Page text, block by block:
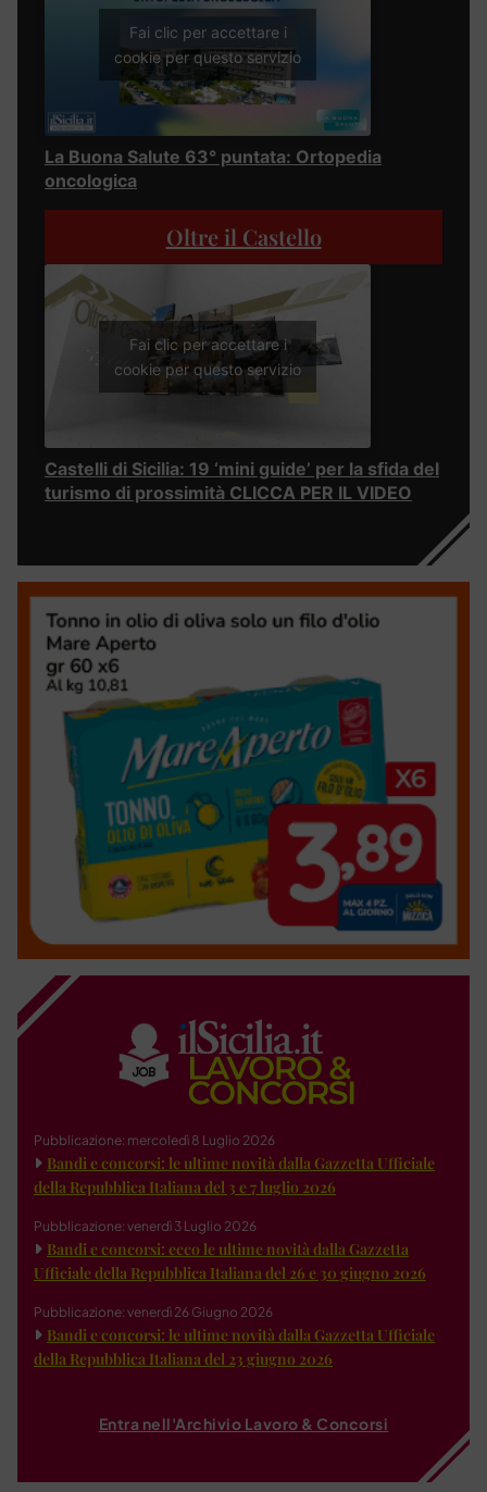
Fai clic per accettare i
cookie per questo servizio
La Buona Salute 63° puntata: Ortopedia
oncologica
Oltre il Castello
Fai clic per accettare i
cookie per questo servizio
Castelli di Sicilia: 19 ‘mini guide’ per la sfida del
turismo di prossimità CLICCA PER IL VIDEO
Pubblicazione: mercoledì 8 Luglio 2026
Bandi e concorsi: le ultime novità dalla Gazzetta Ufficiale
della Repubblica Italiana del 3 e 7 luglio 2026
Pubblicazione: venerdì 3 Luglio 2026
Bandi e concorsi: ecco le ultime novità dalla Gazzetta
Ufficiale della Repubblica Italiana del 26 e 30 giugno 2026
Pubblicazione: venerdì 26 Giugno 2026
Bandi e concorsi: le ultime novità dalla Gazzetta Ufficiale
della Repubblica Italiana del 23 giugno 2026
Entra nell'Archivio Lavoro & Concorsi